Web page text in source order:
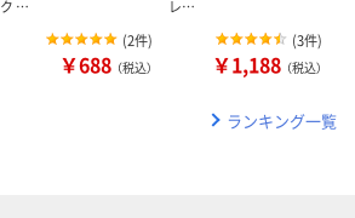
ク …
(2件)
￥688 （税込）
レ…
(3件)
￥1,188 （税込）
ランキング一覧